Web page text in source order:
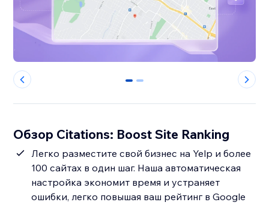
0 1
Обзор Citations: Boost Site Ranking
Легко разместите свой бизнес на Yelp и более
100 сайтах в один шаг. Наша автоматическая
настройка экономит время и устраняет
ошибки, легко повышая ваш рейтинг в Google